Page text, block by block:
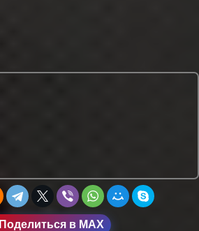
Поделиться в MAX